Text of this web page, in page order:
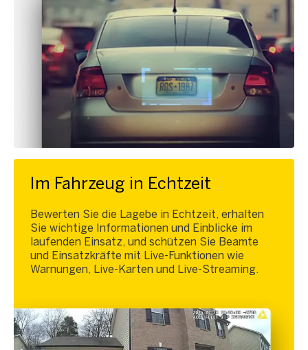
Im Fahrzeug in Echtzeit
Bewerten Sie die Lagebe in Echtzeit, erhalten
Sie wichtige Informationen und Einblicke im
laufenden Einsatz, und schützen Sie Beamte
und Einsatzkräfte mit Live-Funktionen wie
Warnungen, Live-Karten und Live-Streaming.